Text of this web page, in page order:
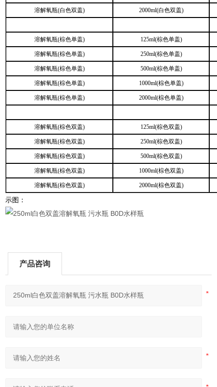
溶解氧瓶(白色双盖) 2000ml(白色双盖)
溶解氧瓶(棕色单盖) 125ml(棕色单盖)
溶解氧瓶(棕色单盖) 250ml(棕色单盖)
溶解氧瓶(棕色单盖) 500ml(棕色单盖)
溶解氧瓶(棕色单盖) 1000ml(棕色单盖)
溶解氧瓶(棕色单盖) 2000ml(棕色单盖)
溶解氧瓶(棕色双盖) 125ml(棕色双盖)
溶解氧瓶(棕色双盖) 250ml(棕色双盖)
溶解氧瓶(棕色双盖) 500ml(棕色双盖)
溶解氧瓶(棕色双盖) 1000ml(棕色双盖)
溶解氧瓶(棕色双盖) 2000ml(棕色双盖)
示图：
产品咨询